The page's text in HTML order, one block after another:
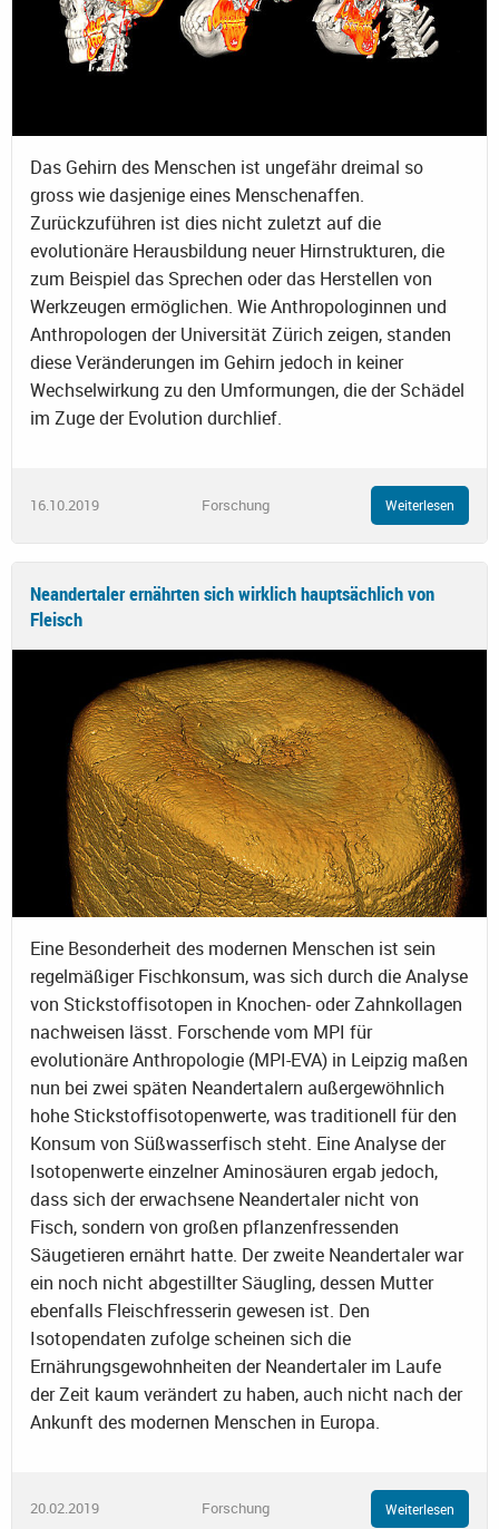
Das Gehirn des Menschen ist ungefähr dreimal so
gross wie dasjenige eines Menschenaffen.
Zurückzuführen ist dies nicht zuletzt auf die
evolutionäre Herausbildung neuer Hirnstrukturen, die
zum Beispiel das Sprechen oder das Herstellen von
Werkzeugen ermöglichen. Wie Anthropologinnen und
Anthropologen der Universität Zürich zeigen, standen
diese Veränderungen im Gehirn jedoch in keiner
Wechselwirkung zu den Umformungen, die der Schädel
im Zuge der Evolution durchlief.
16.10.2019 Forschung Weiterlesen
Neandertaler ernährten sich wirklich hauptsächlich von
Fleisch
Eine Besonderheit des modernen Menschen ist sein
regelmäßiger Fischkonsum, was sich durch die Analyse
von Stickstoffisotopen in Knochen- oder Zahnkollagen
nachweisen lässt. Forschende vom MPI für
evolutionäre Anthropologie (MPI-EVA) in Leipzig maßen
nun bei zwei späten Neandertalern außergewöhnlich
hohe Stickstoffisotopenwerte, was traditionell für den
Konsum von Süßwasserfisch steht. Eine Analyse der
Isotopenwerte einzelner Aminosäuren ergab jedoch,
dass sich der erwachsene Neandertaler nicht von
Fisch, sondern von großen pflanzenfressenden
Säugetieren ernährt hatte. Der zweite Neandertaler war
ein noch nicht abgestillter Säugling, dessen Mutter
ebenfalls Fleischfresserin gewesen ist. Den
Isotopendaten zufolge scheinen sich die
Ernährungsgewohnheiten der Neandertaler im Laufe
der Zeit kaum verändert zu haben, auch nicht nach der
Ankunft des modernen Menschen in Europa.
20.02.2019 Forschung Weiterlesen